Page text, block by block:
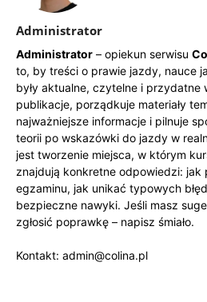
Administrator
Administrator – opiekun serwisu
to, by treści o prawie jazdy, nauce
były aktualne, czytelne i
publikacje, porządkuje materiały
najważniejsze informacje i pilnuje
teorii po wskazówki do jazdy w
jest tworzenie miejsca, w którym
znajdują konkretne odpowiedzi:
egzaminu, jak unikać typowych
bezpieczne nawyki. Jeśli masz
zgłosić poprawkę – napisz śmiało.
Kontakt: admin@colina.pl